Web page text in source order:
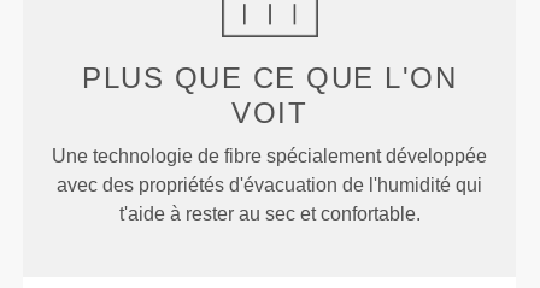
PLUS QUE CE QUE L'ON
VOIT
Une technologie de fibre spécialement développée
avec des propriétés d'évacuation de l'humidité qui
t'aide à rester au sec et confortable.